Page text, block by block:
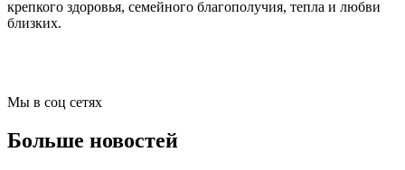
крепкого здоровья, семейного благополучия, тепла и любви
близких.
Мы в соц сетях
Больше новостей